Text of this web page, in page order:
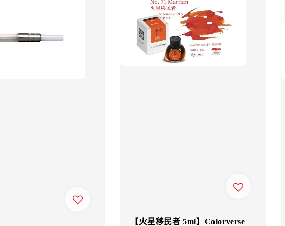
【火星移民者 5ml】Colorverse